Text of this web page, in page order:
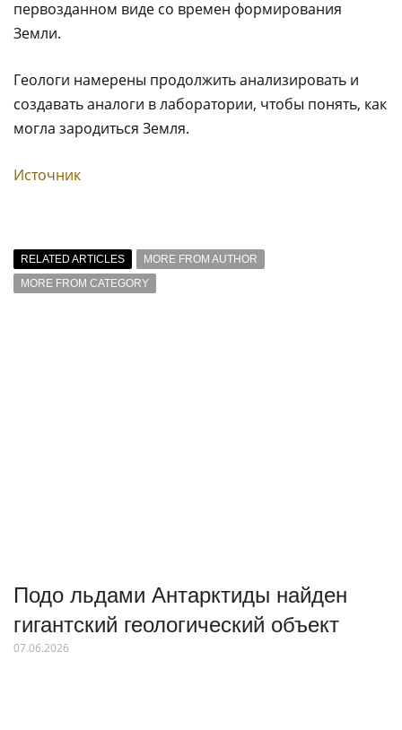
первозданном виде со времен формирования
Земли.
Геологи намерены продолжить анализировать и
создавать аналоги в лаборатории, чтобы понять, как
могла зародиться Земля.
Источник
RELATED ARTICLES
MORE FROM AUTHOR
MORE FROM CATEGORY
Подо льдами Антарктиды найден
гигантский геологический объект
07.06.2026